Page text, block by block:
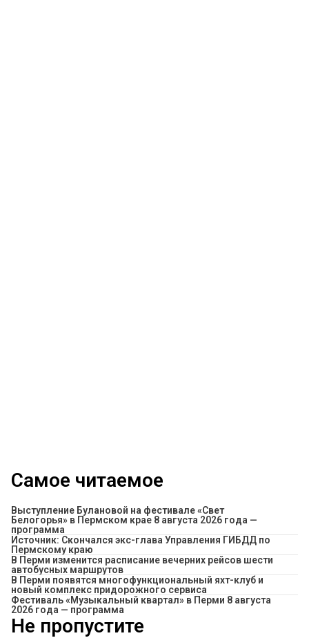
Самое читаемое
Выступление Булановой на фестивале «Свет
Белогорья» в Пермском крае 8 августа 2026 года —
программа
Источник: Скончался экс-глава Управления ГИБДД по
Пермскому краю
​В Перми изменится расписание вечерних рейсов шести
автобусных маршрутов
В Перми появятся многофункциональный яхт-клуб и
новый комплекс придорожного сервиса
Фестиваль «Музыкальный квартал» в Перми 8 августа
2026 года — программа
Не пропустите